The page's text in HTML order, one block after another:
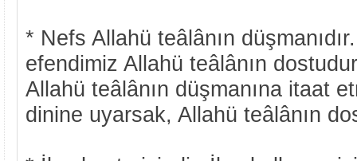
* Nefs Allahü teâlânın
efendimiz Allahü teâlânın
Allahü teâlânın düşmanına itaat
dinine uyarsak, Allahü teâlânın